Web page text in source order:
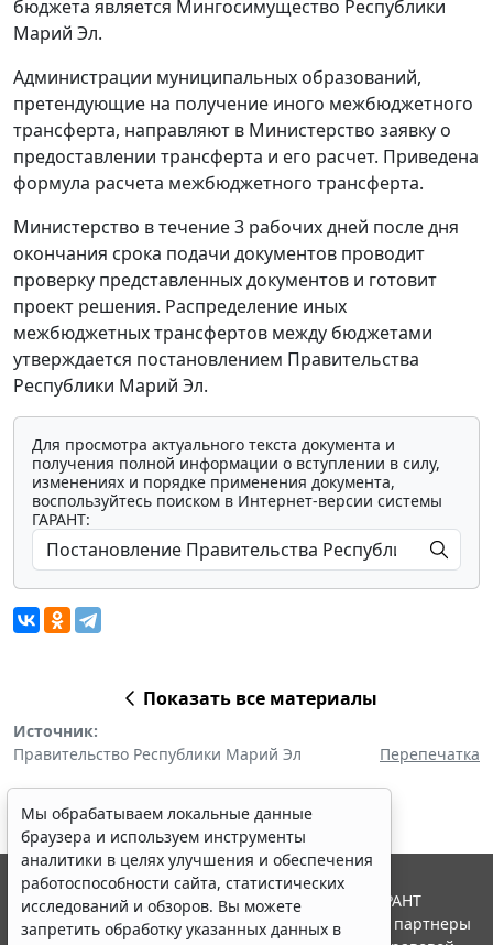
бюджета является Мингосимущество Республики
Марий Эл.
Администрации муниципальных образований,
претендующие на получение иного межбюджетного
трансферта, направляют в Министерство заявку о
предоставлении трансферта и его расчет. Приведена
формула расчета межбюджетного трансферта.
Министерство в течение 3 рабочих дней после дня
окончания срока подачи документов проводит
проверку представленных документов и готовит
проект решения. Распределение иных
межбюджетных трансфертов между бюджетами
утверждается постановлением Правительства
Республики Марий Эл.
Для просмотра актуального текста документа и
получения полной информации о вступлении в силу,
изменениях и порядке применения документа,
воспользуйтесь поиском в Интернет-версии системы
ГАРАНТ:
Показать все материалы
Источник:
Правительство Республики Марий Эл
Перепечатка
Мы обрабатываем локальные данные
браузера и используем инструменты
аналитики в целях улучшения и обеспечения
работоспособности сайта, статистических
исследований и обзоров. Вы можете
запретить обработку указанных данных в
© ООО "НПП "ГАРАНТ-СЕРВИС", 2026. Система ГАРАНТ
выпускается с 1990 года. Компания "Гарант" и ее партнеры